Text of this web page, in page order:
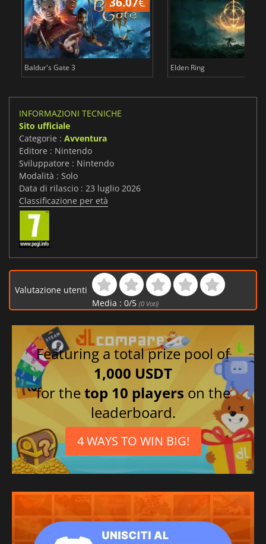
Baldur's Gate 3 Elden Ring
INFORMAZIONI TECNICHE
Sito ufficiale
Categorie : Avventura
Editore : Nintendo
Sviluppatore : Nintendo
Modalità : Solo
Data di rilascio : 23 luglio 2026
Classificazione per età
Valutazione utenti
Media : 0/5 (0Voti)
Featuring a total prize pool of
1,000 USDT
for thetop 10 players on the
leaderboard.
4 WAYS TO WIN BIG!